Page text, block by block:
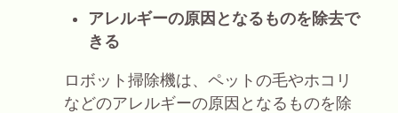
アレルギーの原因となるものを除去で
きる
ロボット掃除機は、ペットの毛やホコリ
などのアレルギーの原因となるものを除